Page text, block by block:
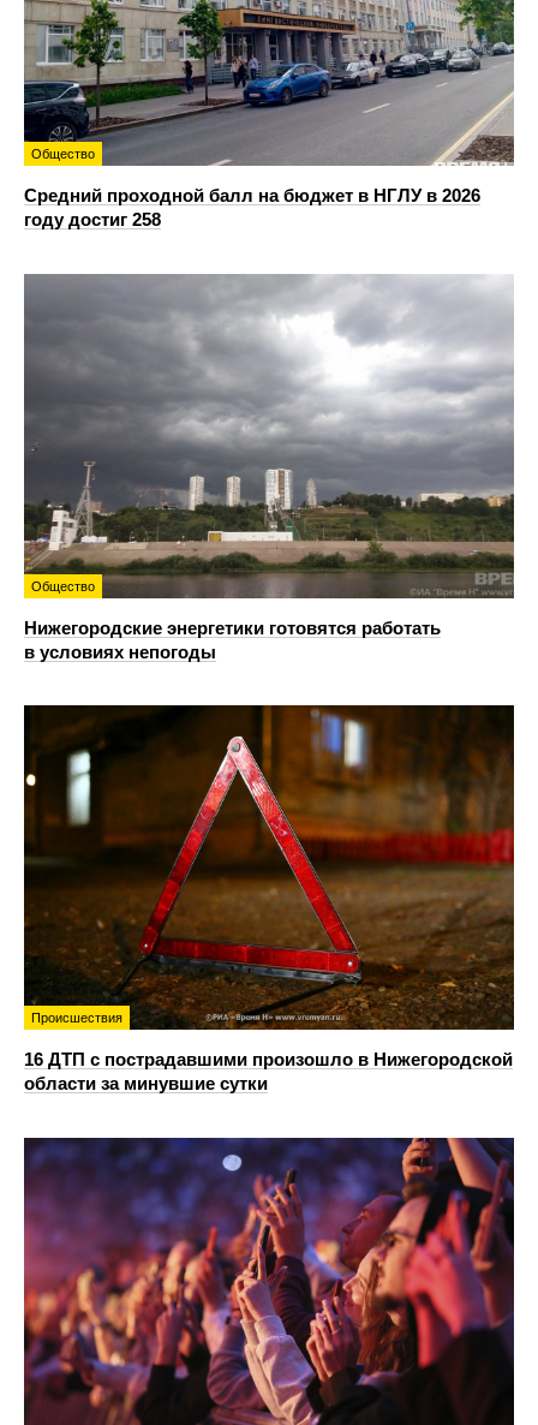
Общество
Средний проходной балл на бюджет в НГЛУ в 2026
году достиг 258
Общество
Нижегородские энергетики готовятся работать
в условиях непогоды
Происшествия
16 ДТП с пострадавшими произошло в Нижегородской
области за минувшие сутки